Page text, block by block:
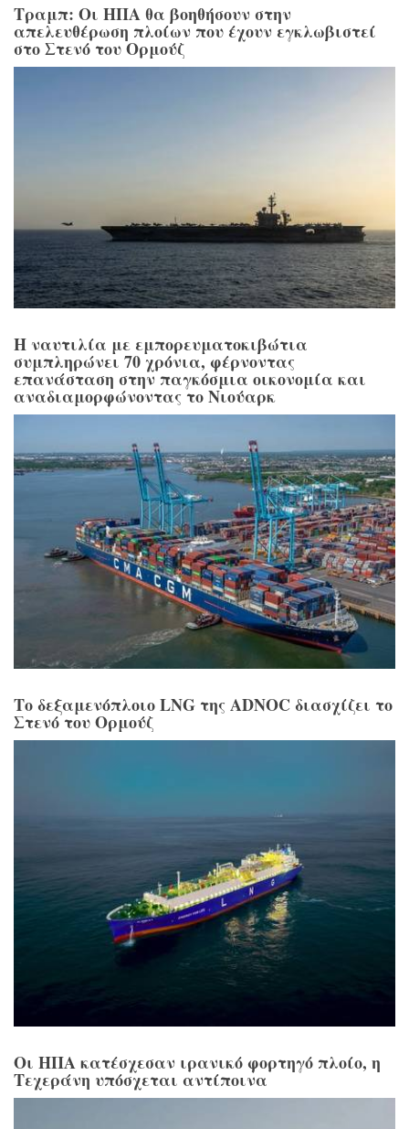
Τραμπ: Οι ΗΠΑ θα βοηθήσουν στην
απελευθέρωση πλοίων που έχουν εγκλωβιστεί
στο Στενό του Ορμούζ
Η ναυτιλία με εμπορευματοκιβώτια
συμπληρώνει 70 χρόνια, φέρνοντας
επανάσταση στην παγκόσμια οικονομία και
αναδιαμορφώνοντας το Νιούαρκ
Το δεξαμενόπλοιο LNG της ADNOC διασχίζει το
Στενό του Ορμούζ
Οι ΗΠΑ κατέσχεσαν ιρανικό φορτηγό πλοίο, η
Τεχεράνη υπόσχεται αντίποινα